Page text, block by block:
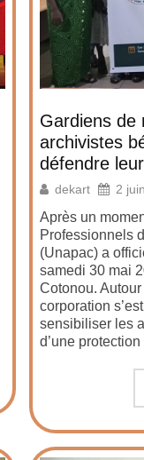
Gardiens de
archivistes
défendre
dekart 2
Après un
Professionnels
(Unapac) a
samedi 30 mai
Cotonou.
corporation
sensibiliser les
d’une